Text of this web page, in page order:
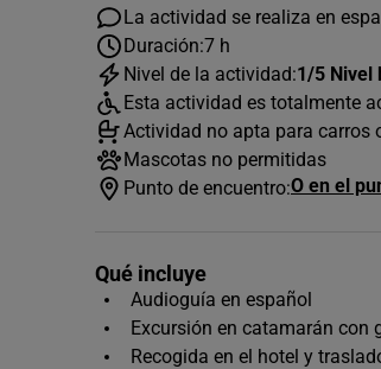
La actividad se realiza en
Duración:7 h
Nivel de la actividad:1/5 Nivel
Esta actividad es totalmente
Actividad no apta para carros
Mascotas no permitidas
Punto de encuentro:O en el
Qué incluye
Audioguía en español
Excursión en catamarán con
Recogida en el hotel y